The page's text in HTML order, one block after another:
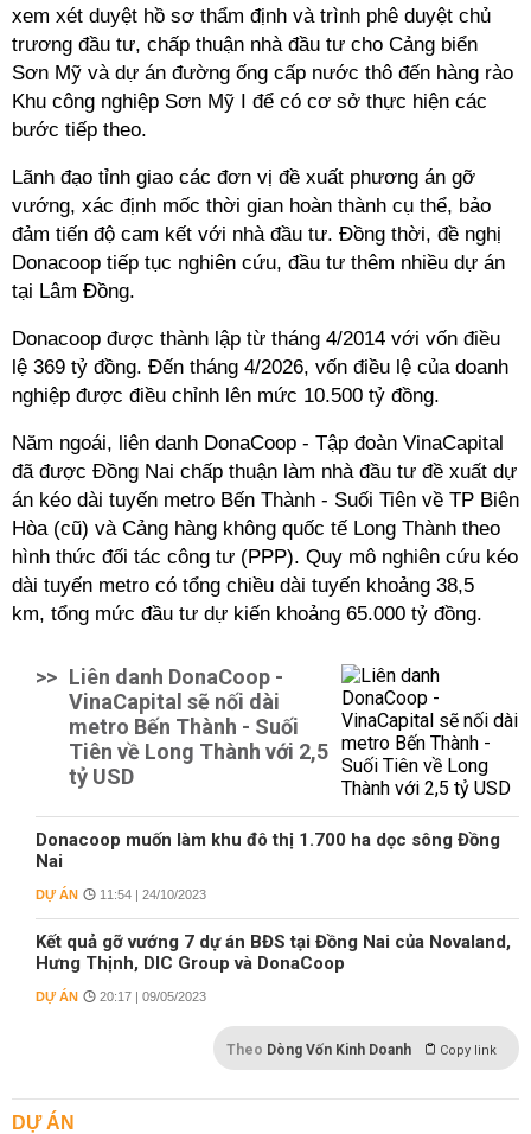
xem xét duyệt hồ sơ thẩm định và trình phê duyệt chủ
trương đầu tư, chấp thuận nhà đầu tư cho Cảng biển
Sơn Mỹ và dự án đường ống cấp nước thô đến hàng rào
Khu công nghiệp Sơn Mỹ I để có cơ sở thực hiện các
bước tiếp theo.
Lãnh đạo tỉnh giao các đơn vị đề xuất phương án gỡ
vướng, xác định mốc thời gian hoàn thành cụ thể, bảo
đảm tiến độ cam kết với nhà đầu tư. Đồng thời, đề nghị
Donacoop tiếp tục nghiên cứu, đầu tư thêm nhiều dự án
tại Lâm Đồng.
Donacoop được thành lập từ tháng 4/2014 với vốn điều
lệ 369 tỷ đồng. Đến tháng 4/2026, vốn điều lệ của doanh
nghiệp được điều chỉnh lên mức 10.500 tỷ đồng.
Năm ngoái, liên danh DonaCoop - Tập đoàn VinaCapital
đã được Đồng Nai chấp thuận làm nhà đầu tư đề xuất dự
án kéo dài tuyến metro Bến Thành - Suối Tiên về TP Biên
Hòa (cũ) và Cảng hàng không quốc tế Long Thành theo
hình thức đối tác công tư (PPP). Quy mô nghiên cứu kéo
dài tuyến metro có tổng chiều dài tuyến khoảng 38,5
km, tổng mức đầu tư dự kiến khoảng 65.000 tỷ đồng.
>> Liên danh DonaCoop -
VinaCapital sẽ nối dài
metro Bến Thành - Suối
Tiên về Long Thành với 2,5
tỷ USD
Donacoop muốn làm khu đô thị 1.700 ha dọc sông Đồng
Nai
DỰ ÁN 11:54 | 24/10/2023
Kết quả gỡ vướng 7 dự án BĐS tại Đồng Nai của Novaland,
Hưng Thịnh, DIC Group và DonaCoop
DỰ ÁN 20:17 | 09/05/2023
Theo Dòng Vốn Kinh Doanh Copy link
DỰ ÁN